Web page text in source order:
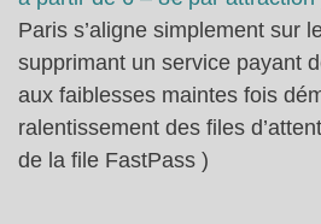
Paris s’aligne simplement sur
supprimant un service payant
aux faiblesses maintes fois
ralentissement des files
de la file FastPass )